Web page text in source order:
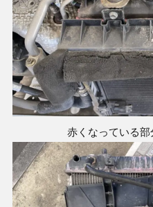
赤くなっている部